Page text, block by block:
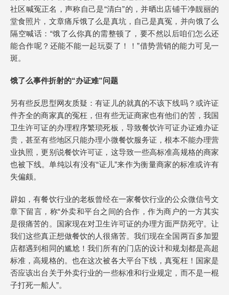
社区喊冤正名，声称自己是“清白”的，并晒出店铺干净靓丽的
堂食照片，文章痛斥饿了么是真坑，自己是真冤，并向饿了么
隔空喊话：“饿了么你真的需整顿了，要不然以后咱们怎么还
能合作呢？还能不能一起玩耍了！！”借势营销的能力可见一
斑。
饿了么事件折射的“办证难”问题
另有些反思型网友质疑：有证儿的就真的不该下线吗？或许证
件齐全的商家真的冤枉，但有些无证商家也有他们的苦，我国
卫生许可证的办理程序繁琐死板，导致餐饮许可证办证难办证
贵，甚至有些地区只能办理小微餐饮服务证，根本不能办理营
业执照，更别说餐饮许可证，这导致一些高标准高规格的商家
也被下线。单纯以有没有“证儿”来作为衡量商家的标准或许有
失偏颇。
辟如，有餐饮行业的老板曾经在一家餐饮行业的公众微信号文
章下留言，称“外卖和平台之间的合作，作为商户的一方其实
是很痛苦的。国家现在对卫生许可证的办理方面严防死守。让
我们这些真正想做餐饮的人很痛苦。我们现在全国两百多加盟
店都遇到相同的尴尬！我们所有的门店的设计和规划都是高超
标准，高规格的。也在这次被各大平台下线，真冤枉！国家是
否应该出台关于外卖行业的一些标准和行业规定，而不是一棍
子打死一船人”。